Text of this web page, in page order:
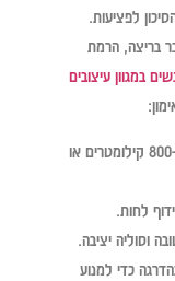
לפציעות.
בריצה, הרמת
במגוון עיצובים
החליפו את נעלי האימון שלכן כל 500–800 קילומטרים או
לחות.
וסוליה יציבה.
כדי למנוע